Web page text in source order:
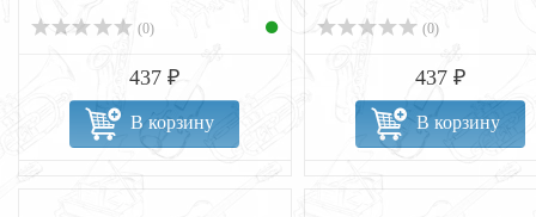
(0)
437 ₽
В корзину
(0)
437 ₽
В корзину